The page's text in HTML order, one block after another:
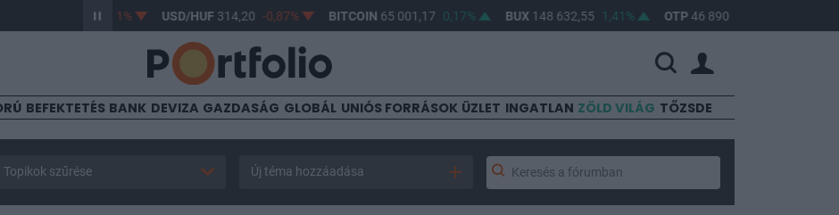
-0,61% USD/HUF314,20 -0,87% BITCOIN 65 001,17 0,17% BUX 148 632,55 1,41% OTP 46 890 2,16%
BEFEKTETÉS BANK DEVIZA GAZDASÁG GLOBÁL UNIÓS FORRÁSOK ÜZLET INGATLAN ZÖLD VILÁG TŐZSDE
Topikok szűrése Új téma hozzáadása